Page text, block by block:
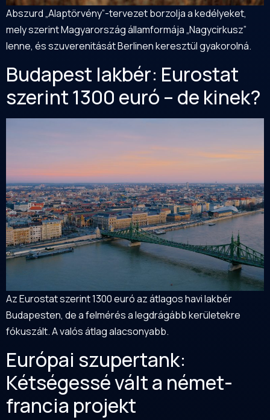
Abszurd „Alaptörvény”-tervezet borzolja a kedélyeket,
mely szerint Magyarország államformája „Nagycirkusz”
lenne, és szuverenitását Berlinen keresztül gyakorolná.
Budapest lakbér: Eurostat
szerint 1300 euró – de kinek?
Az Eurostat szerint 1300 euró az átlagos havi lakbér
Budapesten, de a felmérés a legdrágább kerületekre
fókuszált. A valós átlag alacsonyabb.
Európai szupertank:
Kétségessé vált a német-
francia projekt